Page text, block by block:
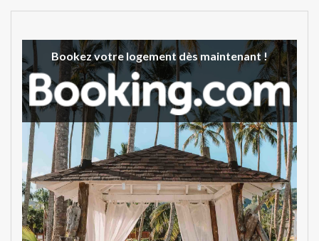
Bookez votre logement dès maintenant !